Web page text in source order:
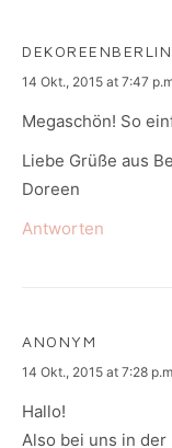
DEKOREENBERLIN
says:
14 Okt., 2015 at 7:47
Megaschön! So
Liebe Grüße aus
Doreen
Antworten
ANONYM
says:
14 Okt., 2015 at 7:28
Hallo!
Also bei uns in